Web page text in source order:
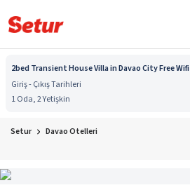
2bed Transient House Villa in Davao City Free Wifi
Giriş - Çıkış Tarihleri
1 Oda, 2 Yetişkin
Setur Davao Otelleri